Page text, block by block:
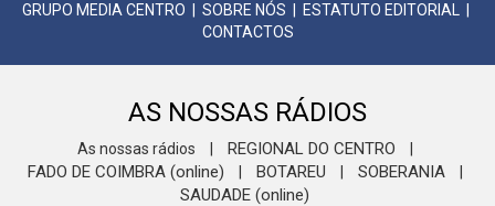
GRUPO MEDIA CENTRO SOBRE NÓS ESTATUTO EDITORIAL
CONTACTOS
AS NOSSAS RÁDIOS
As nossas rádios REGIONAL DO CENTRO
FADO DE COIMBRA (online) BOTAREU SOBERANIA
SAUDADE (online)